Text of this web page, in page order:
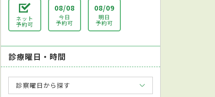
ネット
予約可
08/08
今日
予約可
08/09
明日
予約可
診療曜日・時間
診察曜日から探す